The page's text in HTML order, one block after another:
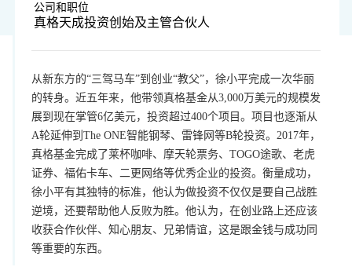
公司和职位
真格天成投资创始及主管合伙人
从新东方的“三驾马车”到创业“教父”，徐小平完成一次华丽
的转身。近五年来，他带领真格基金从3,000万美元的规模发
展到现在掌管6亿美元，投资超过400个项目。项目也逐渐从
A轮延伸到The ONE智能钢琴、雷锋网等B轮投资。2017年，
真格基金完成了莱杯咖啡、摩天轮票务、TOGO途歌、老虎
证券、福佑卡车、二更网络等优秀企业的投资。衡量成功，
徐小平有其独特的标准，他认为做投资不仅仅是要自己战胜
逆境，还要帮助他人反败为胜。他认为，在创业路上还应该
收获合作伙伴、知心朋友、兄弟情谊，这是跟金钱与成功同
等重要的东西。